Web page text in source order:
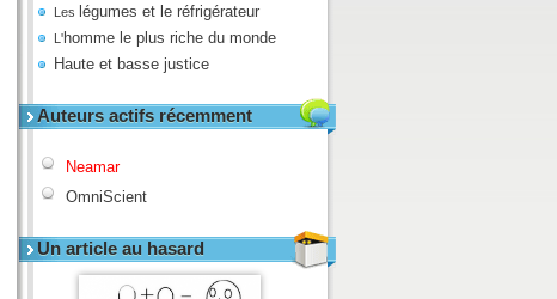
Les légumes et le réfrigérateur
L'homme le plus riche du monde
Haute et basse justice
Auteurs actifs récemment
Neamar
OmniScient
Un article au hasard